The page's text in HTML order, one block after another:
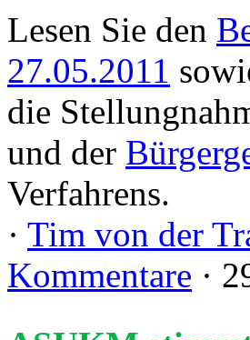
Lesen Sie den
27.05.2011
die
und der
Verfahrens.
· Tim von der
Kommentare ·